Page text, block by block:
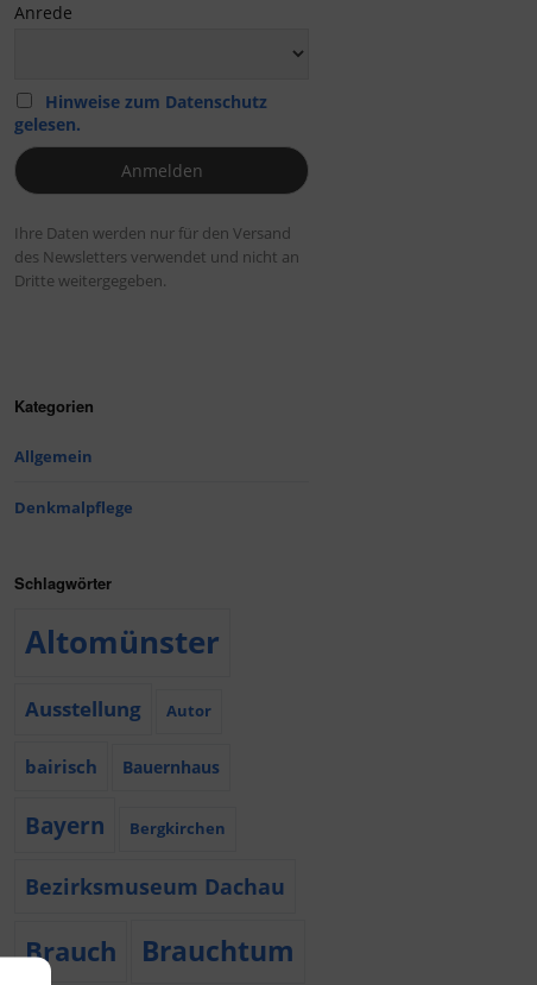
Anrede
Hinweise zum Datenschutz
gelesen.
Ihre Daten werden nur für den Versand
des Newsletters verwendet und nicht an
Dritte weitergegeben.
Kategorien
Allgemein
Denkmalpflege
Schlagwörter
Altomünster
Ausstellung Autor
bairisch Bauernhaus
Bayern Bergkirchen
Bezirksmuseum Dachau
Brauch Brauchtum